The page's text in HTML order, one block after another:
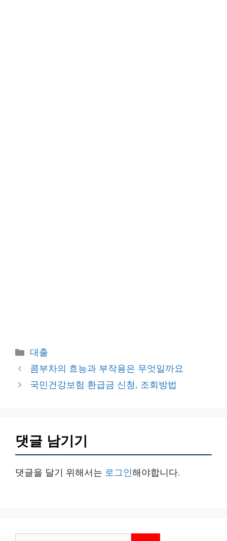
카
테
리
대출
콤부차의 효능과 부작용은 무엇일까요
국민건강보험 환급금 신청, 조회방법
댓글 남기기
댓글을 달기 위해서는 로그인해야합니다.